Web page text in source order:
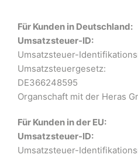
Für Kunden in Deutschland:
Umsatzsteuer-ID:
Umsatzsteuer-
Umsatzsteuergesetz:
DE366248595
Organschaft mit der Heras
Für Kunden in der EU:
Umsatzsteuer-ID:
Umsatzsteuer-